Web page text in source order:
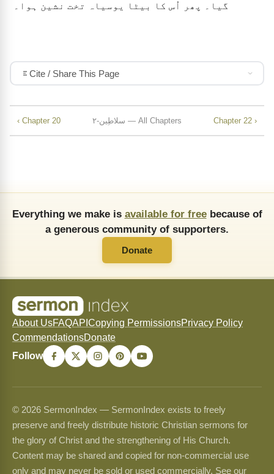
گیا۔ پھر اُس کا بیٹا یوسیاہ تخت نشین ہوا۔
Cite / Share This Page
‹ Chapter 20 ۲-سلاطِین — All Chapters Chapter 22 ›
Everything we make is available for freebecause of
a generous community of supporters.
Donate
About UsFAQAPI Copying PermissionsPrivacy Policy
CommendationsDonate
Follow
© 2026 SermonIndex — SermonIndex exists to freely
preserve and freely distribute historic Christian sermons for
the glory of Christ and the strengthening of His Church.
Content may be shared and copied for non-commercial use
only and may never be sold or used commercially. See our